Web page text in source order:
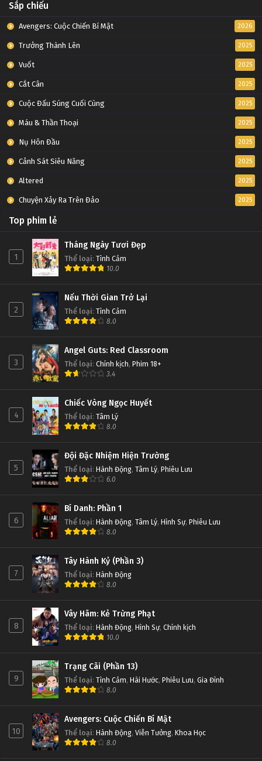
Sắp chiếu
Avengers: Cuộc Chiến Bí Mật 2026
Trưởng Thành Lên 2025
Vuốt 2025
Cắt Cân 2025
Cuộc Đấu Súng Cuối Cùng 2025
Máu & Thần Thoại 2025
Nụ Hôn Đầu 2025
Cảnh Sát Siêu Năng 2025
Altered 2025
Chuyện Xảy Ra Trên Đảo 2025
Top phim lẻ
1
Tháng Ngày Tươi Đẹp
Thể loại: Tình Cảm
10.0
2
Nếu Thời Gian Trở Lại
Thể loại: Tình Cảm
8.0
3
Angel Guts: Red Classroom
Thể loại: Chính kịch, Phim 18+
3.4
4
Chiếc Vòng Ngọc Huyết
Thể loại: Tâm Lý
8.0
5
Đội Đặc Nhiệm Hiện Trường
Thể loại: Hành Động, Tâm Lý, Phiêu Lưu
6.0
6
Bí Danh: Phần 1
Thể loại: Hành Động, Tâm Lý, Hình Sự, Phiêu Lưu
8.0
7
Tây Hành Kỷ (Phần 3)
Thể loại: Hành Động
8.0
8
Vây Hãm: Kẻ Trừng Phạt
Thể loại: Hành Động, Hình Sự, Chính kịch
10.0
9
Trạng Cãi (Phần 13)
Thể loại: Tình Cảm, Hài Hước, Phiêu Lưu, Gia Đình
8.0
10
Avengers: Cuộc Chiến Bí Mật
Thể loại: Hành Động, Viễn Tưởng, Khoa Học
8.0